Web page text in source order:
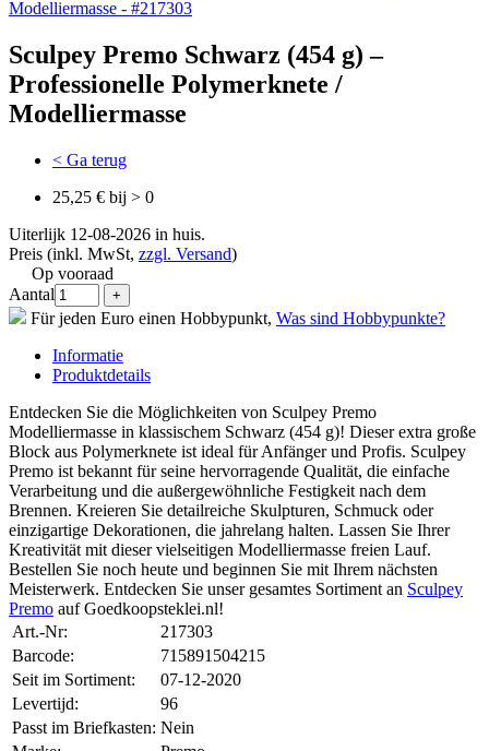
Sculpey Premo Schwarz (454 g) –
Professionelle Polymerknete /
Modelliermasse
< Ga terug
25,25 € bij > 0
Uiterlijk 12-08-2026 in huis.
Preis (inkl. MwSt, zzgl. Versand)
Op vooraad
Aantal
Für jeden Euro einen Hobbypunkt, Was sind Hobbypunkte?
Informatie
Produktdetails
Entdecken Sie die Möglichkeiten von Sculpey Premo
Modelliermasse in klassischem Schwarz (454 g)! Dieser extra große
Block aus Polymerknete ist ideal für Anfänger und Profis. Sculpey
Premo ist bekannt für seine hervorragende Qualität, die einfache
Verarbeitung und die außergewöhnliche Festigkeit nach dem
Brennen. Kreieren Sie detailreiche Skulpturen, Schmuck oder
einzigartige Dekorationen, die jahrelang halten. Lassen Sie Ihrer
Kreativität mit dieser vielseitigen Modelliermasse freien Lauf.
Bestellen Sie noch heute und beginnen Sie mit Ihrem nächsten
Meisterwerk. Entdecken Sie unser gesamtes Sortiment an Sculpey
Premo auf Goedkoopsteklei.nl!
Art.-Nr:
217303
Barcode:
715891504215
Seit im Sortiment:
07-12-2020
Levertijd:
96
Passt im Briefkasten: Nein